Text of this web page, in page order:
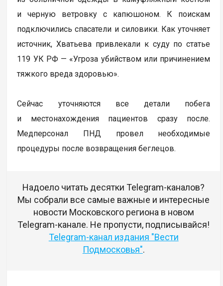
и черную ветровку с капюшоном. К поискам
подключились спасатели и силовики. Как уточняет
источник, Хватьева привлекали к суду по статье
119 УК РФ — «Угроза убийством или причинением
тяжкого вреда здоровью».
Сейчас уточняются все детали побега
и местонахождения пациентов сразу после.
Медперсонал ПНД провел необходимые
процедуры после возвращения беглецов.
Надоело читать десятки Telegram-каналов?
Мы собрали все самые важные и интересные
новости Московского региона в новом
Telegram-канале. Не пропусти, подписывайся!
Telegram-канал издания "Вести
Подмосковья".